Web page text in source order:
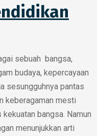
sebuah bangsa,
budaya, kepercayaan
sesungguhnya pantas
keberagaman mesti
bangsa. Namun
menunjukkan arti